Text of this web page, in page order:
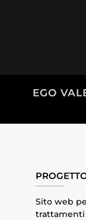
EGO
Sito web
trattamenti